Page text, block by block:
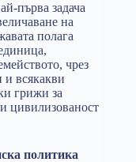
първа задача
на
полага
чрез
и всякакви
грижи за
цивилизованост
политика